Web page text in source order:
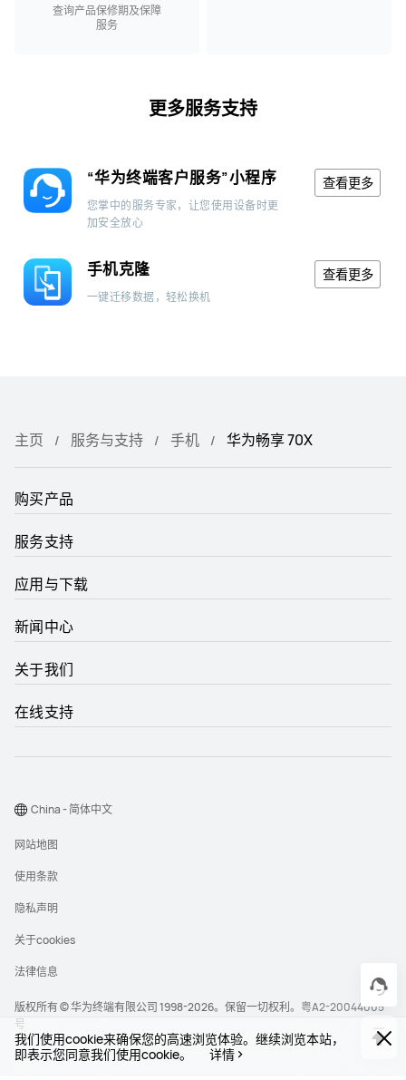
我们使用cookie来确保您的高速浏览体验。继续浏览本站，
即表示您同意我们使用cookie。
详情
查询产品保修期及保障
服务
更多服务支持
“华为终端客户服务”小程序
您掌中的服务专家，让您使用设备时更
加安全放心
查看更多
手机克隆
一键迁移数据，轻松换机
查看更多
主页 服务与支持 手机 华为畅享 70X
购买产品
服务支持
应用与下载
新闻中心
关于我们
在线支持
版权所有 © 华为终端有限公司 1998-2026。保留一切权利。 粤A2-20044005
号
网站地图
使用条款
隐私声明
关于cookies
法律信息
China - 简体中文